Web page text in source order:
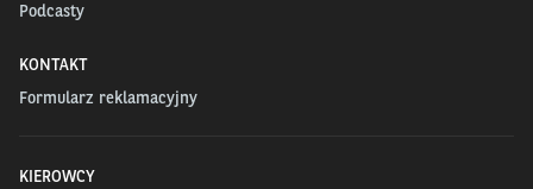
Podcasty
KONTAKT
Formularz reklamacyjny
KIEROWCY